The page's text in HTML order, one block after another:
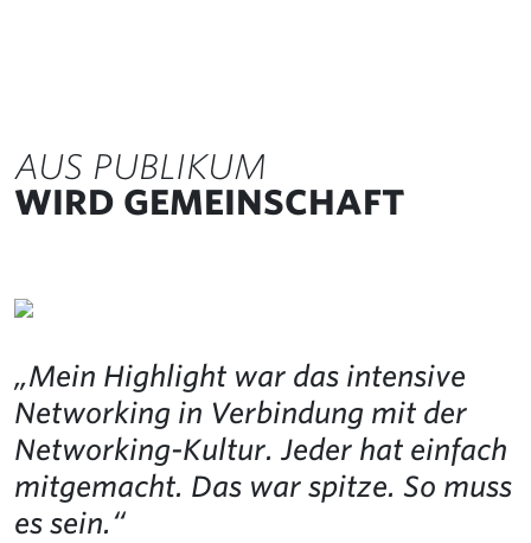
AUS PUBLIKUM
WIRD GEMEINSCHAFT
„Mein Highlight war das intensive
Networking in Verbindung mit der
Networking-Kultur. Jeder hat einfach
mitgemacht. Das war spitze. So muss
es sein.“